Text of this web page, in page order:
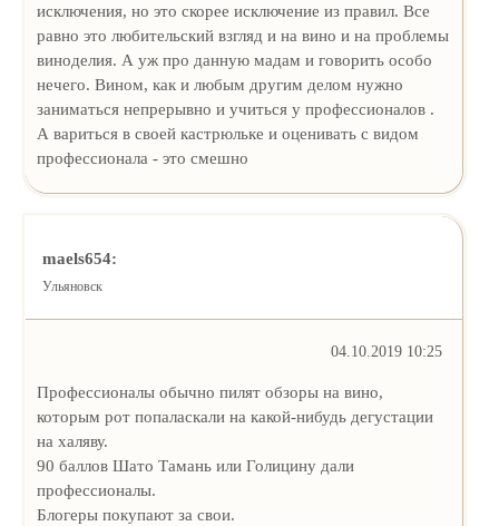
исключения, но это скорее исключение из правил. Все
равно это любительский взгляд и на вино и на проблемы
виноделия. А уж про данную мадам и говорить особо
нечего. Вином, как и любым другим делом нужно
заниматься непрерывно и учиться у профессионалов .
А вариться в своей кастрюльке и оценивать с видом
профессионала - это смешно
maels654:
Ульяновск
04.10.2019 10:25
Профессионалы обычно пилят обзоры на вино,
которым рот попаласкали на какой-нибудь дегустации
на халяву.
90 баллов Шато Тамань или Голицину дали
профессионалы.
Блогеры покупают за свои.